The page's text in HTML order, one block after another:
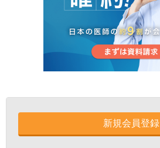
新規会員登録